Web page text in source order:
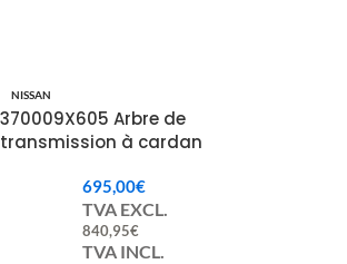
NISSAN
370009X605 Arbre de
transmission à cardan
695,00€
TVA EXCL.
840,95€
TVA INCL.